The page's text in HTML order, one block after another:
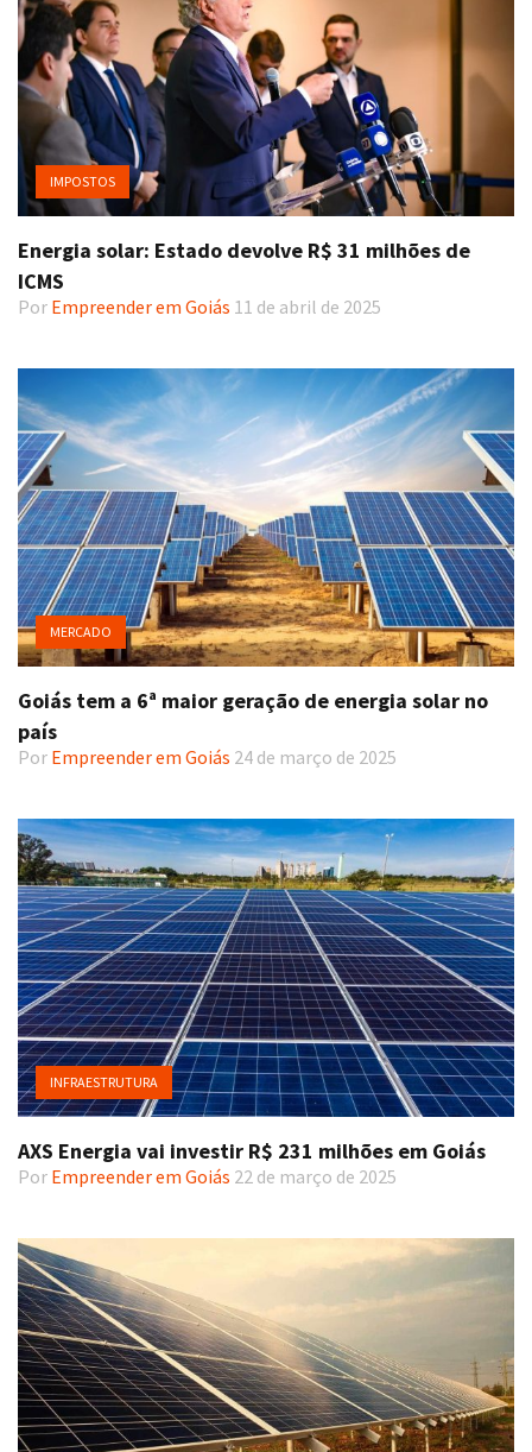
IMPOSTOS
Energia solar: Estado devolve R$ 31 milhões de
ICMS
Por Empreender em Goiás 11 de abril de 2025
MERCADO
Goiás tem a 6ª maior geração de energia solar no
país
Por Empreender em Goiás 24 de março de 2025
INFRAESTRUTURA
AXS Energia vai investir R$ 231 milhões em Goiás
Por Empreender em Goiás 22 de março de 2025